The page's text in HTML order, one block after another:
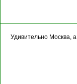
Удивительно Москва,